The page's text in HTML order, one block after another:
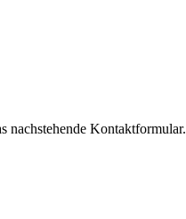
nachstehende Kontaktformular.